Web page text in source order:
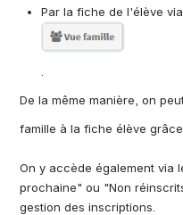
Par la fiche de l'élève
Ouvrir
De la même manière, on
famille à la fiche élève
On y accède également via
prochaine" ou "Non
gestion des inscriptions.